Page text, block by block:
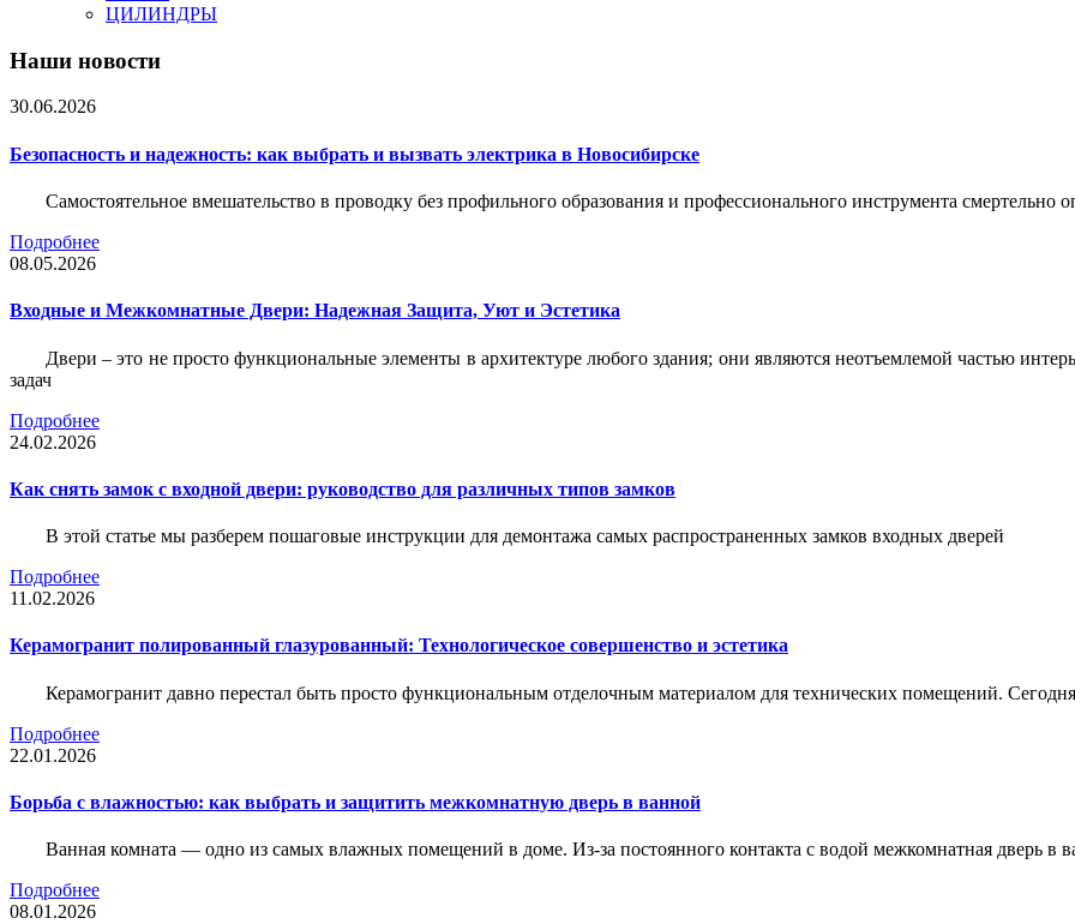
ЦИЛИНДРЫ
Наши новости
30.06.2026
Безопасность и надежность: как выбрать и вызвать электрика в Новосибирске
Самостоятельное вмешательство в проводку без профильного образования и профессионального инструмента смертельно
Подробнее
08.05.2026
Входные и Межкомнатные Двери: Надежная Защита, Уют и Эстетика
Двери – это не просто функциональные элементы в архитектуре любого здания; они являются неотъемлемой частью
задач
Подробнее
24.02.2026
Как снять замок с входной двери: руководство для различных типов замков
В этой статье мы разберем пошаговые инструкции для демонтажа самых распространенных замков входных дверей
Подробнее
11.02.2026
Керамогранит полированный глазурованный: Технологическое совершенство и эстетика
Керамогранит давно перестал быть просто функциональным отделочным материалом для технических помещений.
Подробнее
22.01.2026
Борьба с влажностью: как выбрать и защитить межкомнатную дверь в ванной
Ванная комната — одно из самых влажных помещений в доме. Из-за постоянного контакта с водой межкомнатная дверь в
Подробнее
08.01.2026